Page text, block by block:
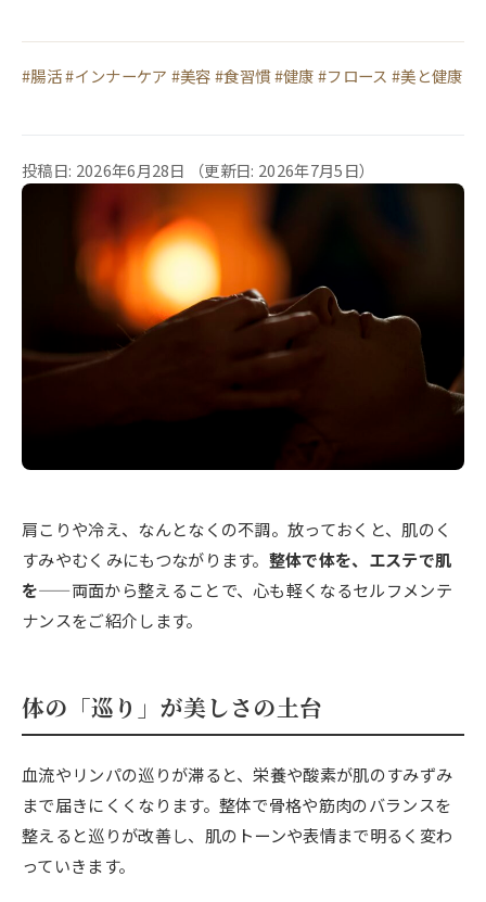
#腸活 #インナーケア #美容 #食習慣 #健康 #フロース #美と健康
投稿日: 2026年6月28日 （更新日: 2026年7月5日）
肩こりや冷え、なんとなくの不調。放っておくと、肌のく
すみやむくみにもつながります。 整体で体を、エステで肌
を——両面から整えることで、心も軽くなるセルフメンテ
ナンスをご紹介します。
体の「巡り」が美しさの土台
血流やリンパの巡りが滞ると、栄養や酸素が肌のすみずみ
まで届きにくくなります。整体で骨格や筋肉のバランスを
整えると巡りが改善し、肌のトーンや表情まで明るく変わ
っていきます。